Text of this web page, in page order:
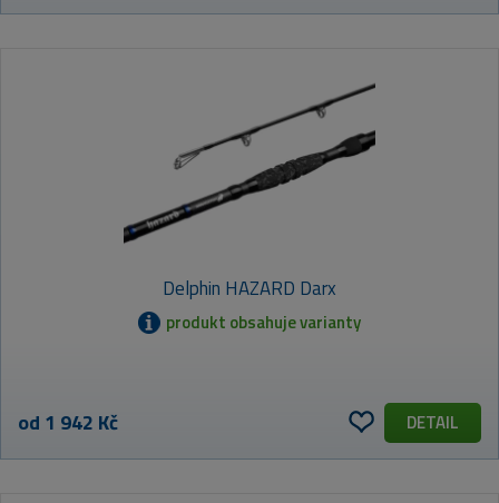
Delphin HAZARD Darx
produkt obsahuje varianty
od 1 942 Kč DETAIL